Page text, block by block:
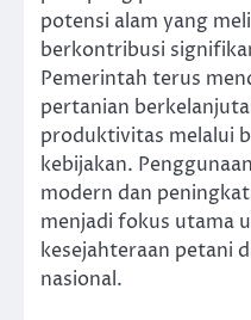
potensi alam yang
berkontribusi
Pemerintah terus
pertanian
produktivitas melalui
kebijakan.
modern dan
menjadi fokus utama
kesejahteraan petani
nasional.